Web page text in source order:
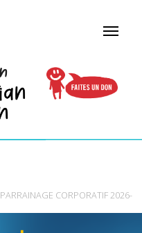
PARRAINAGE CORPORATIF 2026-